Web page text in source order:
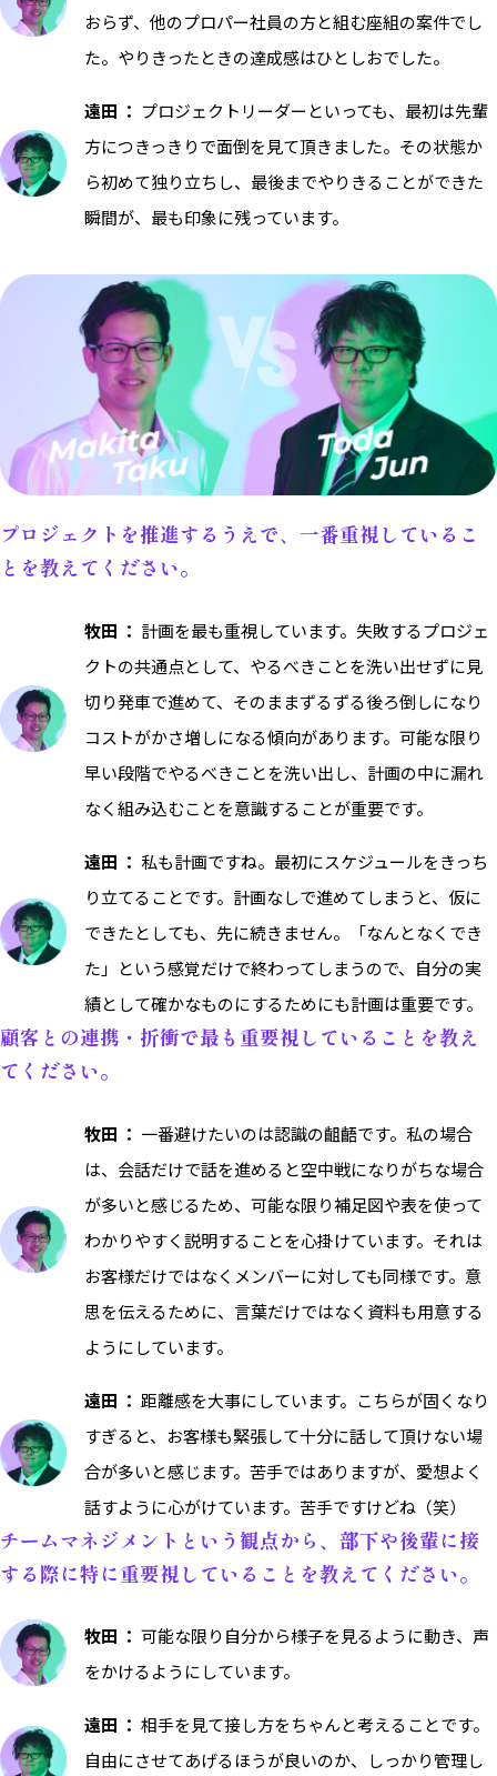
おらず、他のプロパー社員の方と組む座組の案件でし
た。やりきったときの達成感はひとしおでした。
遠田 ： プロジェクトリーダーといっても、最初は先輩
方につきっきりで面倒を見て頂きました。その状態か
ら初めて独り立ちし、最後までやりきることができた
瞬間が、最も印象に残っています。
プロジェクトを推進するうえで、一番重視しているこ
とを教えてください。
牧田 ： 計画を最も重視しています。失敗するプロジェ
クトの共通点として、やるべきことを洗い出せずに見
切り発車で進めて、そのままずるずる後ろ倒しになり
コストがかさ増しになる傾向があります。可能な限り
早い段階でやるべきことを洗い出し、計画の中に漏れ
なく組み込むことを意識することが重要です。
遠田 ： 私も計画ですね。最初にスケジュールをきっち
り立てることです。計画なしで進めてしまうと、仮に
できたとしても、先に続きません。「なんとなくでき
た」という感覚だけで終わってしまうので、自分の実
績として確かなものにするためにも計画は重要です。
顧客との連携・折衝で最も重要視していることを教え
てください。
牧田 ： 一番避けたいのは認識の齟齬です。私の場合
は、会話だけで話を進めると空中戦になりがちな場合
が多いと感じるため、可能な限り補足図や表を使って
わかりやすく説明することを心掛けています。それは
お客様だけではなくメンバーに対しても同様です。意
思を伝えるために、言葉だけではなく資料も用意する
ようにしています。
遠田 ： 距離感を大事にしています。こちらが固くなり
すぎると、お客様も緊張して十分に話して頂けない場
合が多いと感じます。苦手ではありますが、愛想よく
話すように心がけています。苦手ですけどね（笑）
チームマネジメントという観点から、部下や後輩に接
する際に特に重要視していることを教えてください。
牧田 ： 可能な限り自分から様子を見るように動き、声
をかけるようにしています。
遠田 ： 相手を見て接し方をちゃんと考えることです。
自由にさせてあげるほうが良いのか、しっかり管理し